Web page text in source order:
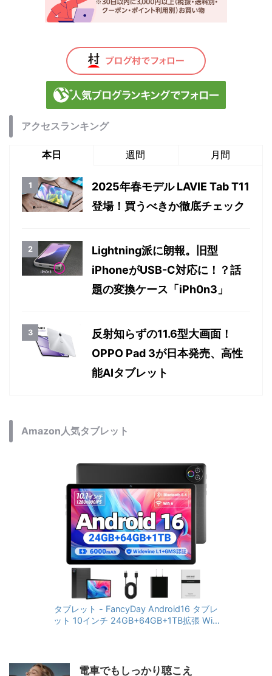
アクセスランキング
本日 週間 月間
2025年春モデル LAVIE Tab T11
登場！買うべきか徹底チェック
Lightning派に朗報。旧型
iPhoneがUSB-C対応に！？話
題の変換ケース「iPh0n3」
反射知らずの11.6型大画面！
OPPO Pad 3が日本発売、高性
能AIタブレット
Amazon人気タブレット
タブレット - FancyDay Android16 タブレ
ット 10インチ 24GB+64GB+1TB拡張 WiFi
RGBライト 児童守護 IPS画面 日本語説明書
電車でもしっかり聴こえ